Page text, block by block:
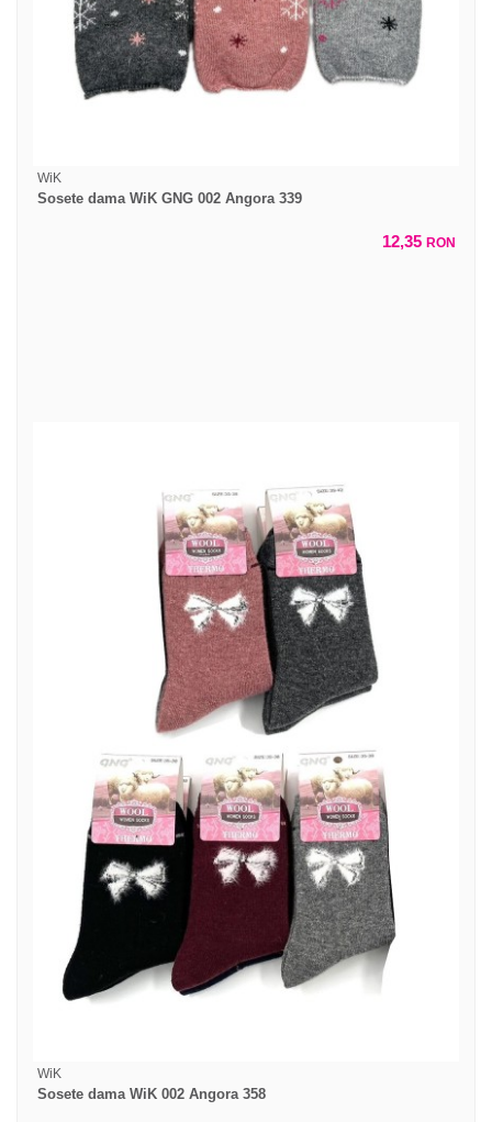
WiK
Sosete dama WiK GNG 002 Angora 339
12,35 RON
WiK
Sosete dama WiK 002 Angora 358